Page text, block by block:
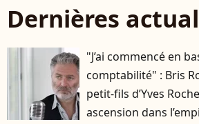
Dernières
"J’ai commencé en
comptabilité" : Bris
petit-fils d’Yves
ascension dans